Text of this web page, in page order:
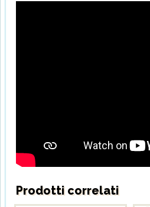
Prodotti correlati